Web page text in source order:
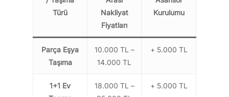
Türü
Nakliyat
Fiyatları
Kurulumu
Parça Eşya
Taşıma
10.000 TL –
14.000 TL
+ 5.000 TL
1+1 Ev
18.000 TL –
+ 5.000 TL